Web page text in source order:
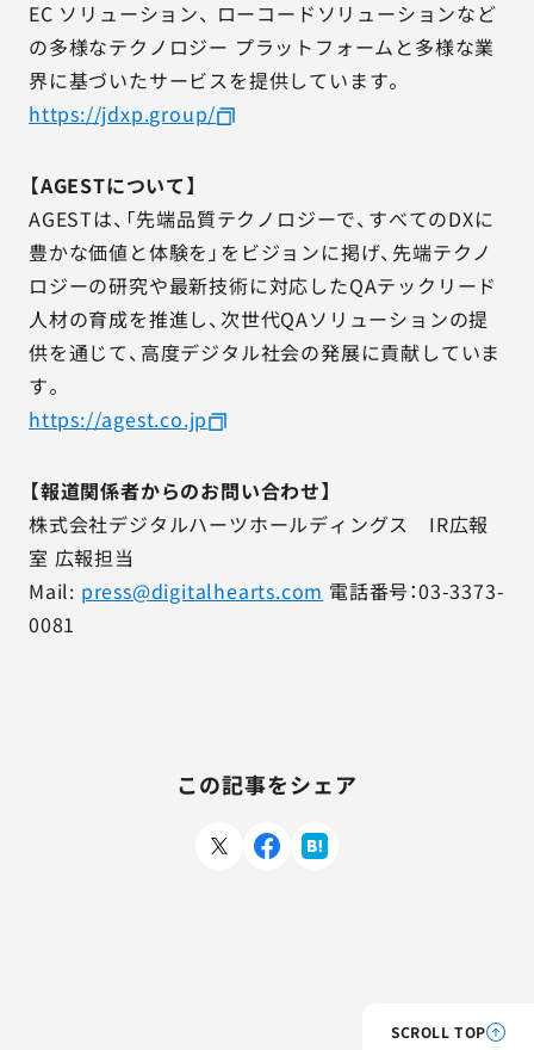
EC ソリューション、 ローコードソリューションなど
の多様なテクノロジー プラットフォームと多様な業
界に基づいたサービスを提供しています。
https://jdxp.group/
【AGESTについて】
AGESTは、「先端品質テクノロジーで、すべてのDXに
豊かな価値と体験を」をビジョンに掲げ、先端テクノ
ロジーの研究や最新技術に対応したQAテックリード
人材の育成を推進し、次世代QAソリューションの提
供を通じて、高度デジタル社会の発展に貢献していま
す。
https://agest.co.jp
【報道関係者からのお問い合わせ】
株式会社デジタルハーツホールディングス IR広報
室 広報担当
Mail: press@digitalhearts.com 電話番号：03-3373-
0081
この記事をシェア
SCROLL TOP